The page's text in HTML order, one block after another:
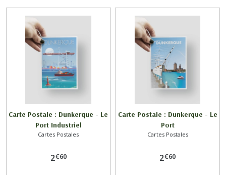
Carte Postale : Dunkerque - Le
Port Industriel
Cartes Postales
2€60
Carte Postale : Dunkerque - Le
Port
Cartes Postales
2€60